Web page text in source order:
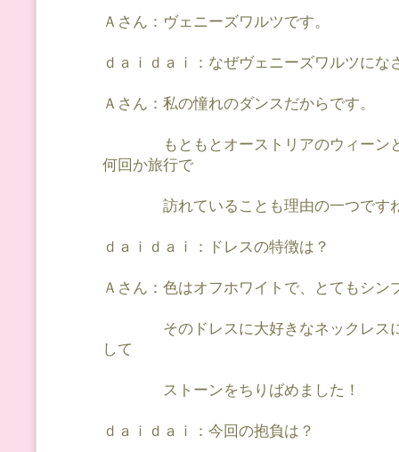
Ａさん：ヴェニーズワルツです。
ｄａｉｄａｉ：なぜヴェニーズワルツにな
Ａさん：私の憧れのダンスだからです。
もともとオーストリアのウィーンと
何回か旅行で
訪れていることも理由の一つです
ｄａｉｄａｉ：ドレスの特徴は？
Ａさん：色はオフホワイトで、とてもシン
そのドレスに大好きなネックレスに
して
ストーンをちりばめました！
ｄａｉｄａｉ：今回の抱負は？